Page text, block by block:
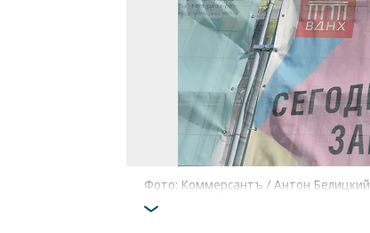
Фото: Коммерсантъ / Антон Белицкий